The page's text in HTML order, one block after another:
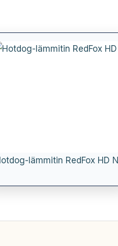
lämmitin RedFox HD N